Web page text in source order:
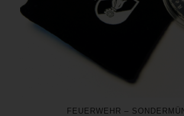
FEUERWEHR –